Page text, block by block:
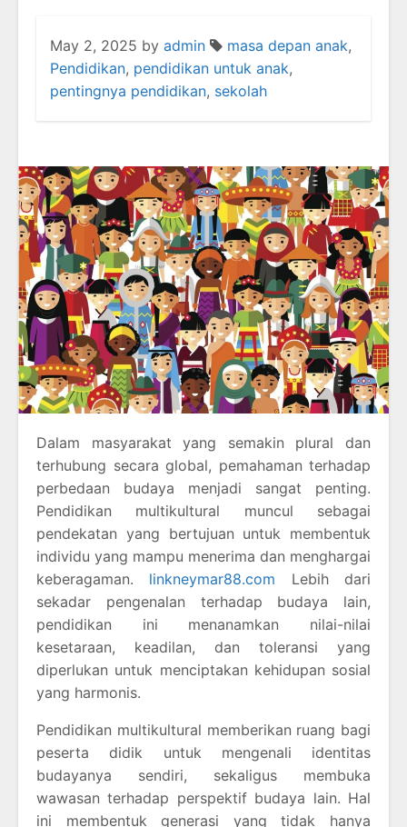
May 2, 2025 by admin masa depan anak,
Pendidikan, pendidikan untuk anak,
pentingnya pendidikan, sekolah
Dalam masyarakat yang semakin plural dan
terhubung secara global, pemahaman terhadap
perbedaan budaya menjadi sangat penting.
Pendidikan multikultural muncul sebagai
pendekatan yang bertujuan untuk membentuk
individu yang mampu menerima dan menghargai
keberagaman. linkneymar88.com Lebih dari
sekadar pengenalan terhadap budaya lain,
pendidikan ini menanamkan nilai-nilai
kesetaraan, keadilan, dan toleransi yang
diperlukan untuk menciptakan kehidupan sosial
yang harmonis.
Pendidikan multikultural memberikan ruang bagi
peserta didik untuk mengenali identitas
budayanya sendiri, sekaligus membuka
wawasan terhadap perspektif budaya lain. Hal
ini membentuk generasi yang tidak hanya